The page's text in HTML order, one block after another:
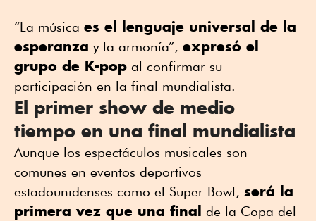
“La música es el lenguaje universal de la
esperanza y la armonía”, expresó el
grupo de K-pop al confirmar su
participación en la final mundialista.
El primer show de medio
tiempo en una final mundialista
Aunque los espectáculos musicales son
comunes en eventos deportivos
estadounidenses como el Super Bowl, será la
primera vez que una final de la Copa del